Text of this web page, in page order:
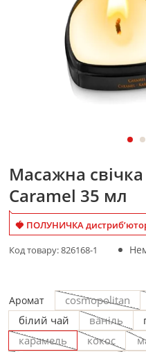
Масажна
Caramel 35 мл
🍓 ПОЛУНИЧКА
Код товару:826168-1
Аромат cosmopolitan
білий чай
ваніль
карамель
кокос